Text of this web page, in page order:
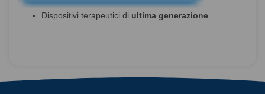
Dispositivi terapeutici di ultima generazione